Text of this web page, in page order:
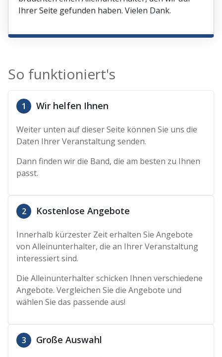
Ihrer Seite gefunden haben. Vielen Dank.
So funktioniert's
1 Wir helfen Ihnen
Weiter unten auf dieser Seite können Sie uns die
Daten Ihrer Veranstaltung senden.
Dann finden wir die Band, die am besten zu Ihnen
passt.
2 Kostenlose Angebote
Innerhalb kürzester Zeit erhalten Sie Angebote
von Alleinunterhalter, die an Ihrer Veranstaltung
interessiert sind.
Die Alleinunterhalter schicken Ihnen verschiedene
Angebote. Vergleichen Sie die Angebote und
wählen Sie das passende aus!
3 Große Auswahl